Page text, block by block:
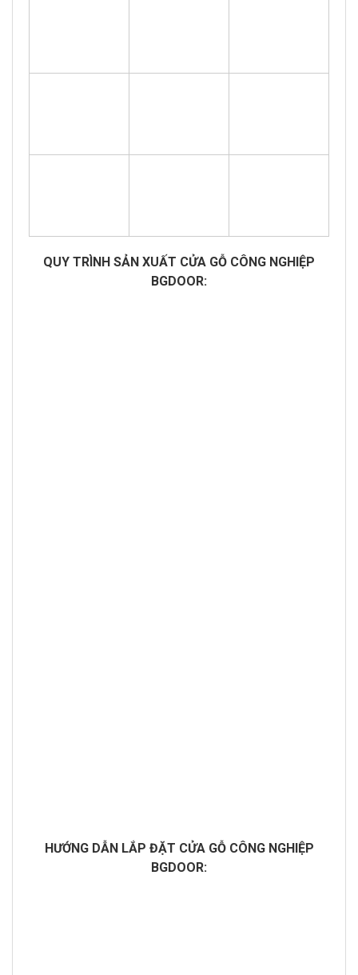
QUY TRÌNH SẢN XUẤT CỬA GỖ CÔNG NGHIỆP
BGDOOR:
HƯỚNG DẪN LẮP ĐẶT CỬA GỖ CÔNG NGHIỆP
BGDOOR: